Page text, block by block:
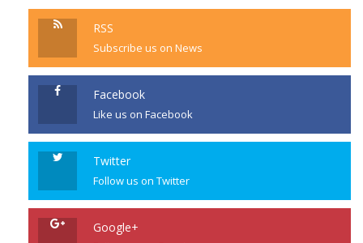
RSS
Subscribe us on News
Facebook
Like us on Facebook
Twitter
Follow us on Twitter
Google+